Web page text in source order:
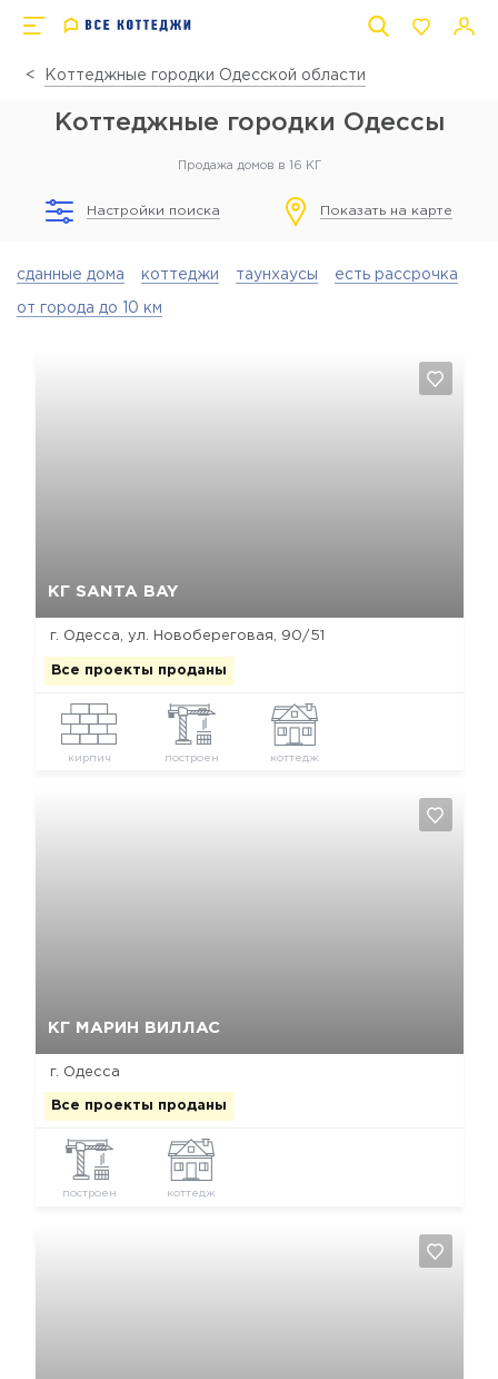
Коттеджные городки Одесской области
Коттеджные городки Одессы
Продажа домов в 16 КГ
Настройки поиска Показать на карте
сданные дома коттеджи таунхаусы есть рассрочка
от города до 10 км
КГ SANTA BAY
г. Одесса, ул. Новобереговая, 90/51
Все проекты проданы
кирпич построен коттедж
КГ МАРИН ВИЛЛАС
г. Одесса
Все проекты проданы
построен коттедж